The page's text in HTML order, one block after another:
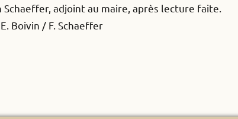
adjoint au maire, après lecture faite.
Boivin / F. Schaeffer